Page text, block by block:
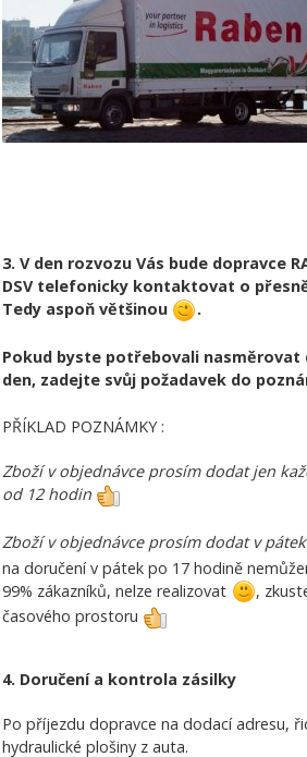
3. V den rozvozu Vás bude dopravce
DSV telefonicky kontaktovat o
Tedy aspoň většinou
.
Pokud byste potřebovali
den, zadejte svůj požadavek do
PŘÍKLAD POZNÁMKY :
Zboží v objednávce prosím dodat jen
od 12 hodin
Zboží v objednávce prosím dodat v
na doručení v pátek po 17 hodině
99% zákazníků, nelze realizovat
,
časového prostoru
4. Doručení a kontrola zásilky
Po příjezdu dopravce na dodací adresu,
hydraulické plošiny z auta.